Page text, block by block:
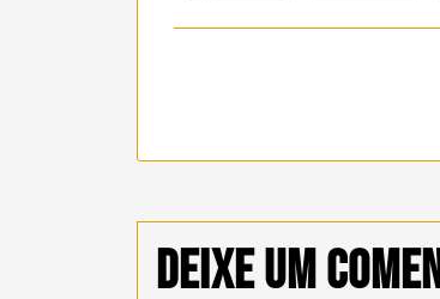
Deixe um